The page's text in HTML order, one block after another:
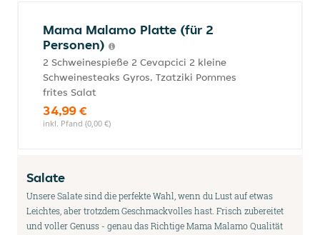
Mama Malamo Platte (für 2
Personen)
2 Schweinespieße 2 Cevapcici 2 kleine
Schweinesteaks Gyros, Tzatziki Pommes
frites Salat
34,99 €
inkl. Pfand (0,00 €)
Salate
Unsere Salate sind die perfekte Wahl, wenn du Lust auf etwas
Leichtes, aber trotzdem Geschmackvolles hast. Frisch zubereitet
und voller Genuss - genau das Richtige Mama Malamo Qualität